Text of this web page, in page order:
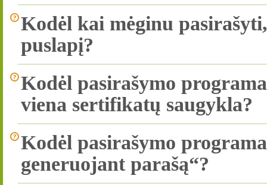
Kodėl kai mėginu
puslapį?
Kodėl pasirašymo
viena sertifikatų saugykla?
Kodėl pasirašymo
generuojant parašą“?